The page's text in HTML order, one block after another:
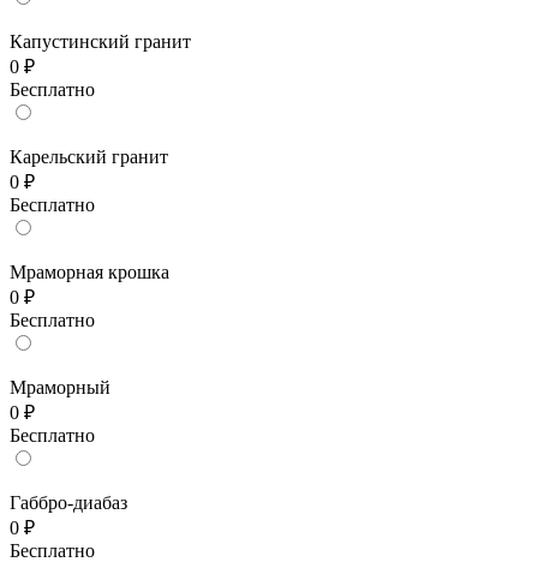
Капустинский гранит
0 ₽
Бесплатно
Карельский гранит
0 ₽
Бесплатно
Мраморная крошка
0 ₽
Бесплатно
Мраморный
0 ₽
Бесплатно
Габбро-диабаз
0 ₽
Бесплатно